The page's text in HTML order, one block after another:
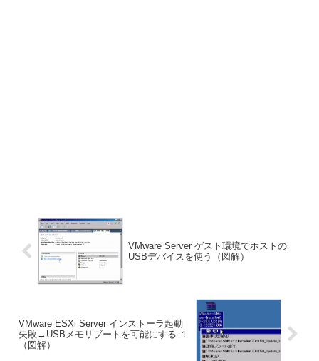
VMware Server ゲスト環境でホストの
USBデバイスを使う（図解）
VMware ESXi Server インストーラ起動
失敗→USBメモリブートを可能にする-１
（図解）